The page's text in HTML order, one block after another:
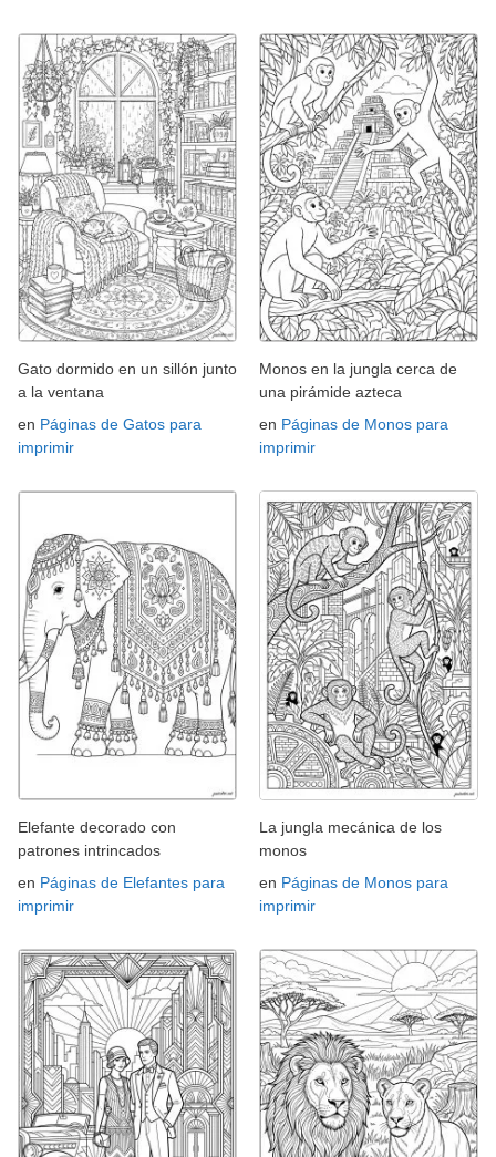
Gato dormido en un sillón junto
a la ventana
en Páginas de Gatos para
imprimir
Monos en la jungla cerca de
una pirámide azteca
en Páginas de Monos para
imprimir
Elefante decorado con
patrones intrincados
en Páginas de Elefantes para
imprimir
La jungla mecánica de los
monos
en Páginas de Monos para
imprimir